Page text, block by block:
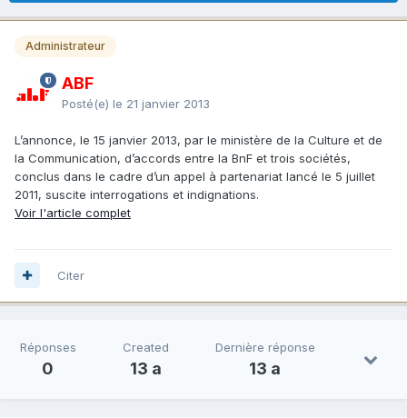
Administrateur
ABF
Posté(e) le 21 janvier 2013
L’annonce, le 15 janvier 2013, par le ministère de la Culture et de
la Communication, d’accords entre la BnF et trois sociétés,
conclus dans le cadre d’un appel à partenariat lancé le 5 juillet
2011, suscite interrogations et indignations.
Voir l'article complet
Citer
Réponses
0
Created
13 a
Dernière réponse
13 a